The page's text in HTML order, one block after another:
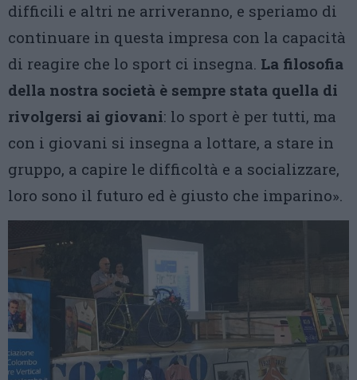
difficili e altri ne arriveranno, e speriamo di
continuare in questa impresa con la capacità
di reagire che lo sport ci insegna. La filosofia
della nostra società è sempre stata quella di
rivolgersi ai giovani: lo sport è per tutti, ma
con i giovani si insegna a lottare, a stare in
gruppo, a capire le difficoltà e a socializzare,
loro sono il futuro ed è giusto che imparino».